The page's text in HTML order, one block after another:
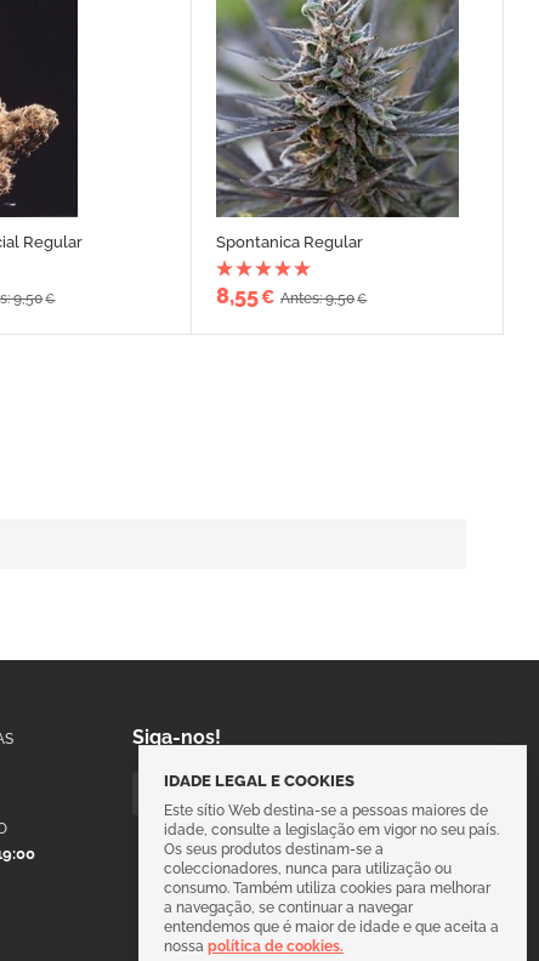
Regular
9,50€
Spontanica Regular
8,55€ Antes: 9,50€
Siga-nos!
IDADE LEGAL E COOKIES
Este sítio Web destina-se a pessoas maiores de
idade, consulte a legislação em vigor no seu país.
Os seus produtos destinam-se a
coleccionadores, nunca para utilização ou
consumo. Também utiliza cookies para melhorar
a navegação, se continuar a navegar
entendemos que é maior de idade e que aceita a
nossa política de cookies.